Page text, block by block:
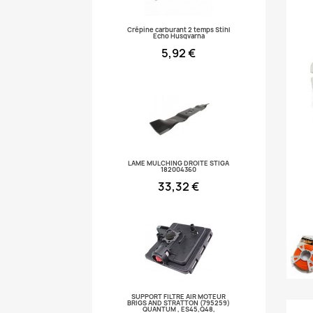
Crépine carburant 2 temps Stihl
Echo Husqvarna
5,92 €
LAME MULCHING DROITE STIGA
182004360
33,32 €
SUPPORT FILTRE AIR MOTEUR
BRIGS AND STRATTON (795259)
QUANTUM , ES45,Q48,